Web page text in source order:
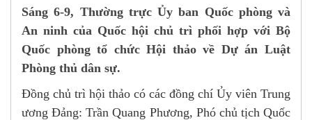
Sáng 6-9, Thường trực Ủy ban Quốc phòng và
An ninh của Quốc hội chủ trì phối hợp với Bộ
Quốc phòng tổ chức Hội thảo về Dự án Luật
Phòng thủ dân sự.
Đồng chủ trì hội thảo có các đồng chí Ủy viên Trung
ương Đảng: Trần Quang Phương, Phó chủ tịch Quốc